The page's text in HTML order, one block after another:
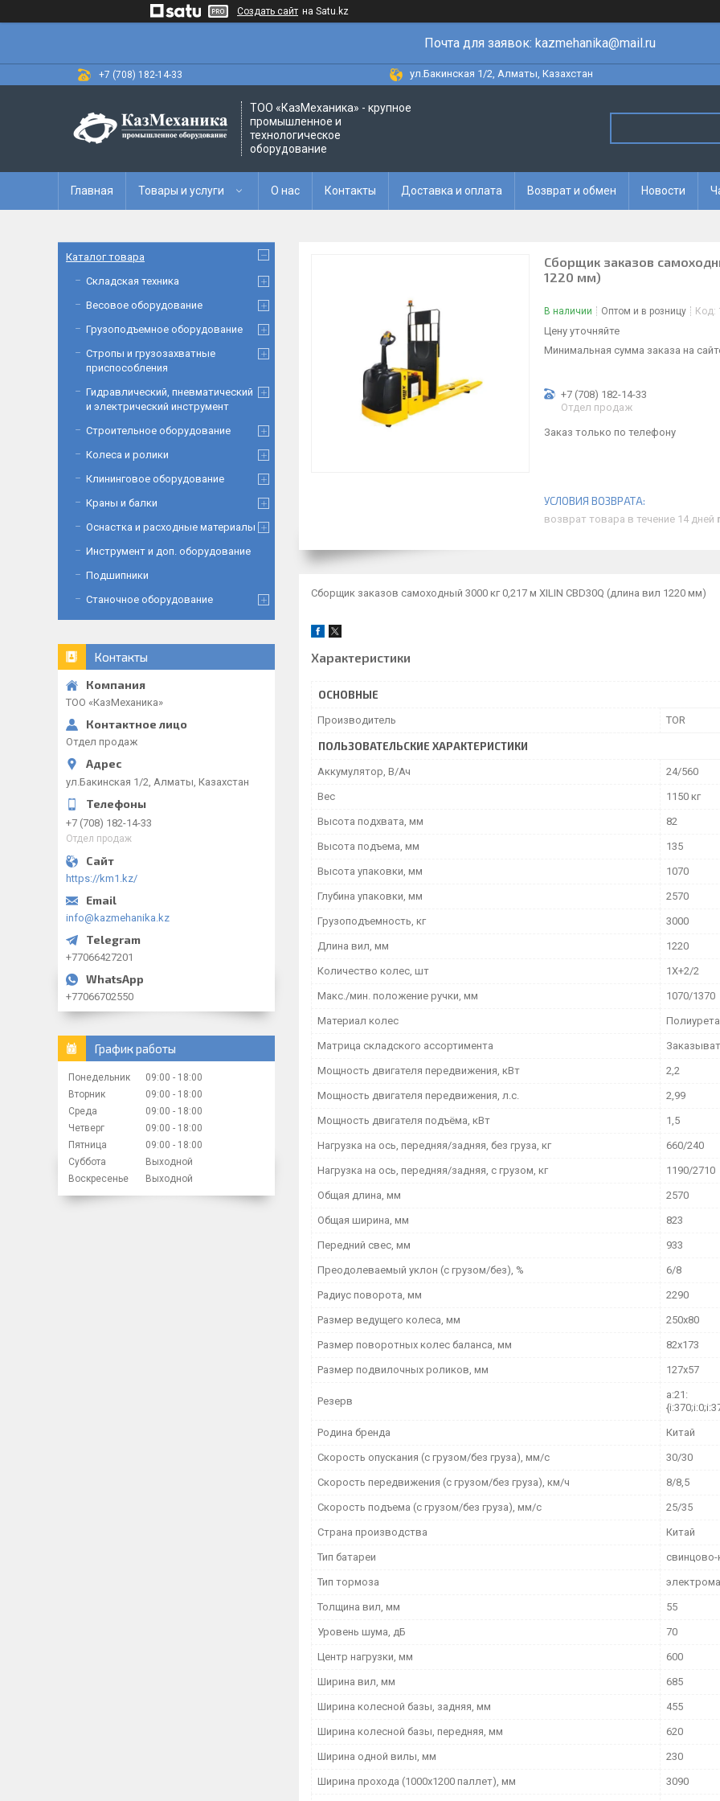
Создать сайт на Satu.kz
Почта для заявок: kazmehanika@mail.ru
+7 (708) 182-14-33 ул.Бакинская 1/2, Алматы, Казахстан
ТОО «‎КазМеханика» - крупное
промышленное и
технологическое
оборудование
Главная Товары и услуги О нас Контакты Доставка и оплата Возврат и обмен Новости
Сборщик заказов
1220 мм)
В наличии Оптом и в розницу Код:
Цену уточняйте
Минимальная сумма заказа на
+7 (708) 182-14-33
Отдел продаж
Заказ только по телефону
возврат товара в течение 14 дней
Сборщик заказов самоходный 3000 кг 0,217 м XILIN CBD30Q (длина вил 1220 мм)
Характеристики
ОСНОВНЫЕ
Производитель TOR
ПОЛЬЗОВАТЕЛЬСКИЕ ХАРАКТЕРИСТИКИ
Аккумулятор, В/Ач 24/560
Вес 1150 кг
Высота подхвата, мм 82
Высота подъема, мм 135
Высота упаковки, мм 1070
Глубина упаковки, мм 2570
Грузоподъемность, кг 3000
Длина вил, мм 1220
Количество колес, шт 1X+2/2
Макс./мин. положение ручки, мм 1070/1370
Материал колес
Матрица складского ассортимента
Мощность двигателя передвижения, кВт 2,2
Мощность двигателя передвижения, л.с. 2,99
Мощность двигателя подъёма, кВт 1,5
Нагрузка на ось, передняя/задняя, без груза, кг 660/240
Нагрузка на ось, передняя/задняя, с грузом, кг 1190/2710
Общая длина, мм 2570
Общая ширина, мм 823
Передний свес, мм 933
Преодолеваемый уклон (с грузом/без), % 6/8
Радиус поворота, мм 2290
Размер ведущего колеса, мм 250х80
Размер поворотных колес баланса, мм 82х173
Размер подвилочных роликов, мм 127х57
Резерв
a:21:
Родина бренда Китай
Скорость опускания (с грузом/без груза), мм/с 30/30
Скорость передвижения (с грузом/без груза), км/ч 8/8,5
Скорость подъема (с грузом/без груза), мм/с 25/35
Страна производства Китай
Тип батареи
Тип тормоза
Толщина вил, мм 55
Уровень шума, дБ 70
Центр нагрузки, мм 600
Ширина вил, мм 685
Ширина колесной базы, задняя, мм 455
Ширина колесной базы, передняя, мм 620
Ширина одной вилы, мм 230
Ширина прохода (1000х1200 паллет), мм 3090
Каталог товара
Складская техника
Весовое оборудование
Грузоподъемное оборудование
Стропы и грузозахватные
приспособления
Гидравлический, пневматический
и электрический инструмент
Строительное оборудование
Колеса и ролики
Клининговое оборудование
Краны и балки
Оснастка и расходные материалы
Инструмент и доп. оборудование
Подшипники
Станочное оборудование
Контакты
ТОО «‎КазМеханика»
Отдел продаж
ул.Бакинская 1/2, Алматы, Казахстан
+7 (708) 182-14-33
Отдел продаж
https://km1.kz/
info@kazmehanika.kz
+77066427201
+77066702550
График работы
Понедельник 09:00
18:00
Вторник
09:00
18:00
Среда
09:00
18:00
Четверг
09:00
18:00
Пятница
09:00
18:00
Суббота
Выходной
Воскресенье
Выходной